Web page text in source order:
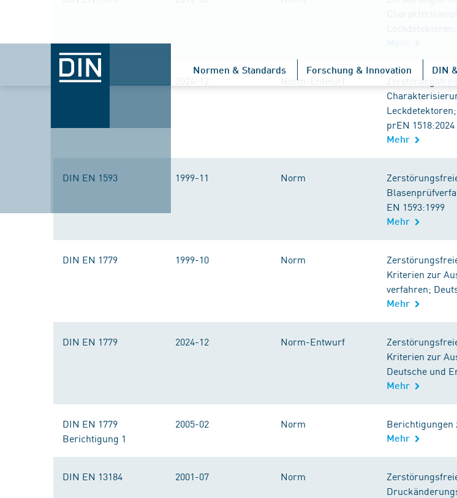
Normen & Standards Forschung & Innovation DIN
DIN EN 1518 2024-12 Norm-Entwurf
prEN 1518:2024
Mehr
DIN EN 1593 1999-11 Norm
EN 1593:1999
Mehr
DIN EN 1779 1999-10 Norm
Kriterien zur
verfahren;
Mehr
DIN EN 1779 2024-12 Norm-Entwurf
Kriterien zur
Deutsche und
Mehr
DIN EN 1779
Berichtigung 1
2005-02 Norm Berichtigungen
Mehr
DIN EN 13184 2001-07 Norm